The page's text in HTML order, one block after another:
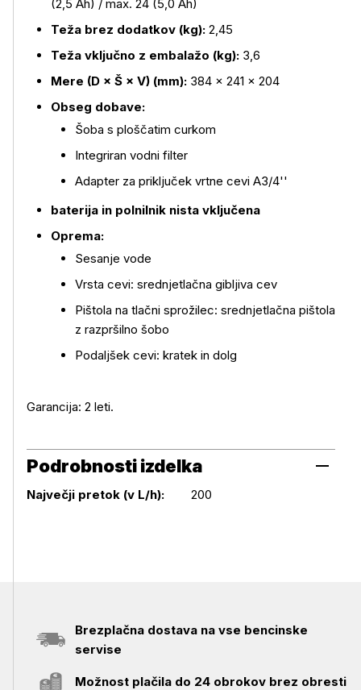
(2,5 Ah) / max. 24 (5,0 Ah)
Teža brez dodatkov (kg): 2,45
Teža vključno z embalažo (kg): 3,6
Mere (D × Š × V) (mm): 384 × 241 × 204
Obseg dobave:
Šoba s ploščatim curkom
Integriran vodni filter
Adapter za priključek vrtne cevi A3/4''
baterija in polnilnik nista vključena
Oprema:
Sesanje vode
Vrsta cevi: srednjetlačna gibljiva cev
Pištola na tlačni sprožilec: srednjetlačna pištola
z razpršilno šobo
Podaljšek cevi: kratek in dolg
Garancija: 2 leti.
Podrobnosti izdelka
Podrobnosti izdelka
Največji pretok (v L/h): 200
Brezplačna dostava na vse bencinske
servise
Možnost plačila do 24 obrokov brez obresti